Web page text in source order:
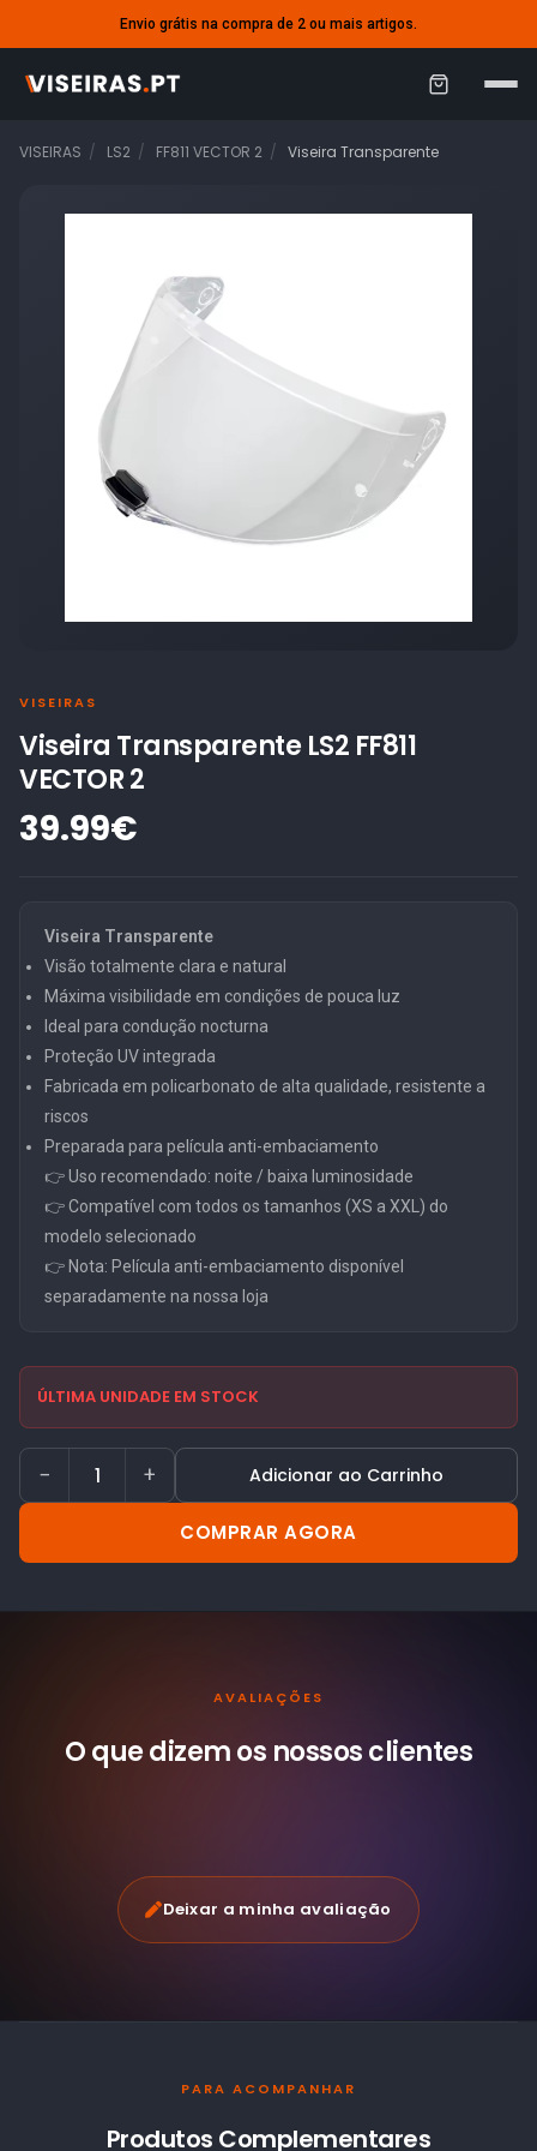
Envio grátis na compra de 2 ou mais artigos.
C
r
VISEIRAS LS2 FF811 VECTOR 2 Viseira Transparente
VISEIRAS
Viseira Transparente LS2 FF811
VECTOR 2
39.99€
Viseira Transparente
Visão totalmente clara e natural
Máxima visibilidade em condições de pouca luz
Ideal para condução nocturna
Proteção UV integrada
Fabricada em policarbonato de alta qualidade, resistente a
riscos
Preparada para película anti-embaciamento
👉 Uso recomendado: noite / baixa luminosidade
👉 Compatível com todos os tamanhos (XS a XXL) do
modelo selecionado
👉 Nota: Película anti-embaciamento disponível
separadamente na nossa loja
ÚLTIMA UNIDADE EM STOCK
− + Adicionar ao Carrinho
COMPRAR AGORA
AVALIAÇÕES
O que dizem os nossosclientes
Deixar a minha avaliação
PARA ACOMPANHAR
Produtos Complementares